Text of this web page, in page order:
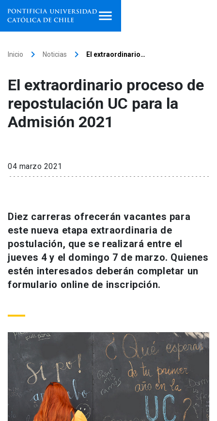
Facultades, escuelas e
institutos
Investigación
Extensión
Universidad
Información para keyboard_arrow_down
Futuros estudiantes
Personal
Alumni launch
Padres y familia
Vecinos launch
Go to english site launch
Admisión
Mi Cuenta UC
Correo UC
Mi Portal UC launch
Medios Biblioteca
Inicio keyboard_arrow_right Noticias keyboard_arrow_right El extraordinario…
El extraordinario proceso de
repostulación UC para la
Admisión 2021
04 marzo 2021
Diez carreras ofrecerán vacantes para
este nueva etapa extraordinaria de
postulación, que se realizará entre el
jueves 4 y el domingo 7 de marzo. Quienes
estén interesados deberán completar un
formulario online de inscripción.